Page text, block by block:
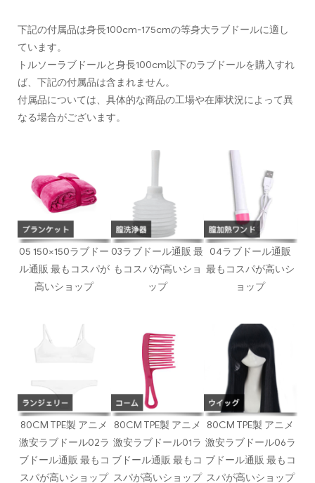
下記の付属品は身長100cm-175cmの等身大ラブドールに適し
ています。
トルソーラブドールと身長100cm以下のラブドールを購入すれ
ば、下記の付属品は含まれません。
付属品については、具体的な商品の工場や在庫状況によって異
なる場合がございます。
05 150×150ラブドー
ル通販 最もコスパが
高いショップ
03ラブドール通販 最
もコスパが高いショ
ップ
04ラブドール通販
最もコスパが高いシ
ョップ
80CM TPE製 アニメ
激安ラブドール02ラ
ブドール通販 最もコ
スパが高いショップ
80CM TPE製 アニメ
激安ラブドール01ラ
ブドール通販 最もコ
スパが高いショップ
80CM TPE製 アニメ
激安ラブドール06ラ
ブドール通販 最もコ
スパが高いショップ